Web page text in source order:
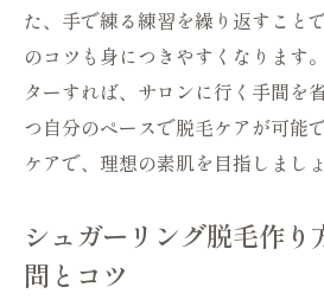
た、手で練る練習を繰り返すこと
のコツも身につきやすくなります
ターすれば、サロンに行く手間を
つ自分のペースで脱毛ケアが可能
ケアで、理想の素肌を目指しましょ
シュガーリング脱毛作り
問とコツ